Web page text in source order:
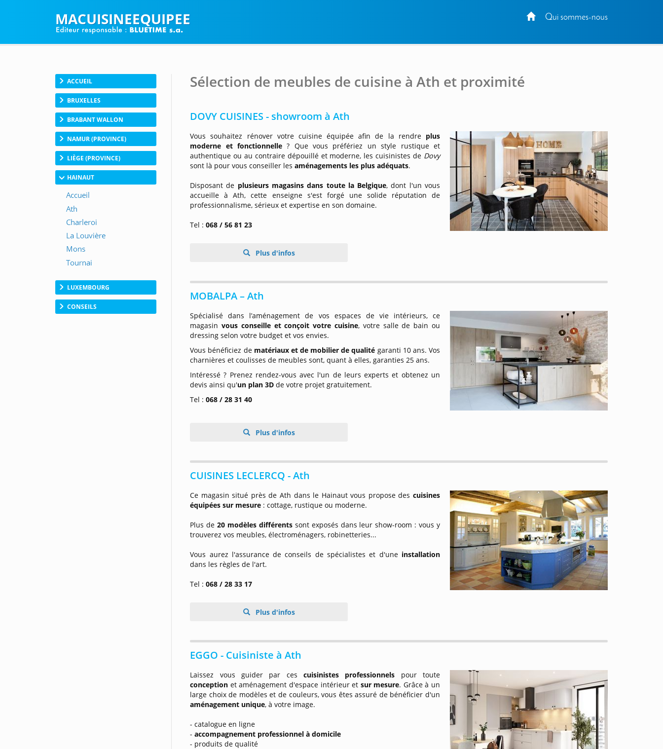
Qui sommes-nous
MACUISINEEQUIPEE
ACCUEIL
BRUXELLES
BRABANT WALLON
NAMUR (PROVINCE)
LIÈGE (PROVINCE)
HAINAUT
LUXEMBOURG
CONSEILS
Sélection de meubles de cuisine à Ath et proximité
DOVY CUISINES - showroom à Ath
Vous souhaitez rénover votre cuisine équipée afin de la rendreplus
moderne et fonctionnelle? Que vous préfériez un style rustique et
authentique ou au contraire dépouillé et moderne, les cuisinistes de Dovy
sont là pour vous conseiller les aménagements les plus adéquats.
Disposant de plusieurs magasins dans toute la Belgique, dont l'un vous
accueille à Ath, cette enseigne s'est forgé une solide réputation de
professionnalisme, sérieux et expertise en son domaine.
Tel :068 / 56 81 23
Plus d'infos
MOBALPA – Ath
Spécialisé dans l’aménagement de vos espaces de vie intérieurs, ce
magasinvous conseille et conçoit votre cuisine, votre salle de bain ou
dressing selon votre budget et vos envies.
Vous bénéficiez de matériaux et de mobilier de qualité garanti 10 ans. Vos
charnières et coulisses de meubles sont, quant à elles, garanties 25 ans.
Intéressé ? Prenez rendez-vous avec l'un de leurs experts et obtenez un
devis ainsi qu'un plan 3D de votre projet gratuitement.
Tel :068 / 28 31 40
Plus d'infos
CUISINES LECLERCQ - Ath
Ce magasin situé près de Ath dans le Hainaut vous propose des cuisines
équipées sur mesure : cottage, rustique ou moderne.
Plus de20 modèles différentssont exposés dans leur show-room : vous y
trouverez vos meubles, électroménagers, robinetteries...
Vous aurez l'assurance de conseils de spécialistes et d'une installation
dans les règles de l'art.
Tel :068 / 28 33 17
Plus d'infos
EGGO - Cuisiniste à Ath
Laissez vous guider par ces cuisinistes professionnels pour toute
conception et aménagement d'espace intérieur et sur mesure. Grâce à un
large choix de modèles et de couleurs, vous êtes assuré de bénéficier d'un
aménagement unique, à votre image.
- catalogue en ligne
-accompagnement professionnel à domicile
- produits de qualité